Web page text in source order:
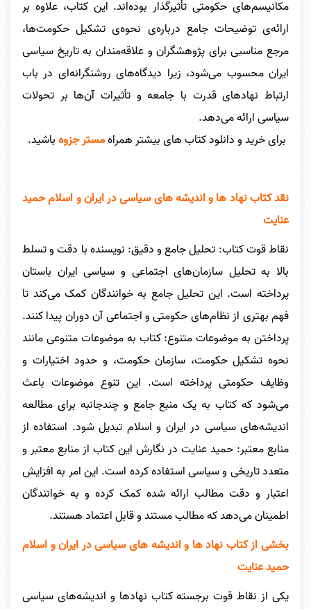
مکانیسم‌های حکومتی تأثیرگذار بوده‌اند. این کتاب، علاوه بر
ارائه‌ی توضیحات جامع درباره‌ی نحوه‌ی تشکیل حکومت‌ها،
مرجع مناسبی برای پژوهشگران و علاقه‌مندان به تاریخ سیاسی
ایران محسوب می‌شود، زیرا دیدگاه‌های روشنگرانه‌ای در باب
ارتباط نهادهای قدرت با جامعه و تأثیرات آن‌ها بر تحولات
سیاسی ارائه می‌دهد.
برای خرید و دانلود کتاب های بیشتر همراهمستر جزوهباشید.
نقد کتاب نهاد ها و اندیشه های سیاسی در ایران و اسلام حمید
عنایت
نقاط قوت کتاب: تحلیل جامع و دقیق: نویسنده با دقت و تسلط
بالا به تحلیل سازمان‌های اجتماعی و سیاسی ایران باستان
پرداخته است. این تحلیل جامع به خوانندگان کمک می‌کند تا
فهم بهتری از نظام‌های حکومتی و اجتماعی آن دوران پیدا کنند.
پرداختن به موضوعات متنوع: کتاب به موضوعات متنوعی مانند
نحوه تشکیل حکومت، سازمان حکومت، و حدود اختیارات و
وظایف حکومتی پرداخته است. این تنوع موضوعات باعث
می‌شود که کتاب به یک منبع جامع و چندجانبه برای مطالعه
اندیشه‌های سیاسی در ایران و اسلام تبدیل شود. استفاده از
منابع معتبر: حمید عنایت در نگارش این کتاب از منابع معتبر و
متعدد تاریخی و سیاسی استفاده کرده است. این امر به افزایش
اعتبار و دقت مطالب ارائه شده کمک کرده و به خوانندگان
اطمینان می‌دهد که مطالب مستند و قابل اعتماد هستند.
بخشی از کتاب نهاد ها و اندیشه های سیاسی در ایران و اسلام
حمید عنایت
یکی از نقاط قوت برجسته کتاب نهادها و اندیشه‌های سیاسی